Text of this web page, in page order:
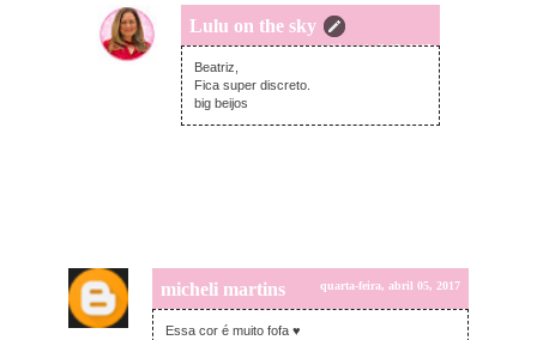
Lulu on the sky
quarta-feira, abril 05, 2017
Beatriz,
Fica super discreto.
big beijos
micheli martins quarta-feira, abril 05, 2017
Essa cor é muito fofa ♥